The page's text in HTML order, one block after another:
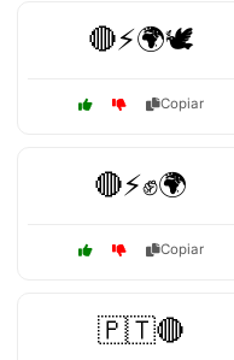
🔴⚡🌍🕊️
Copiar
🔴⚡✊🌍
Copiar
🇵🇹🔴